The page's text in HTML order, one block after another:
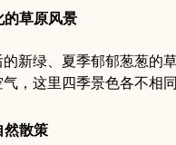
的草原风景
新绿、夏季郁郁葱葱的
，这里四季景色各不相同
然散策